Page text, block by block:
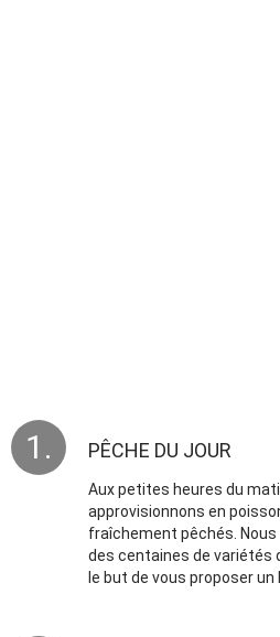
PÊCHE DU JOUR
Aux petites heures du
approvisionnons en
fraîchement pêchés.
des centaines de variétés
le but de vous proposer un